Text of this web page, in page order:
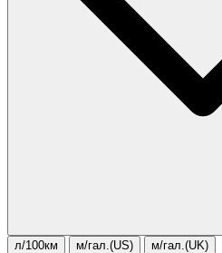
л/100км м/гал.(US) м/гал.(UK)